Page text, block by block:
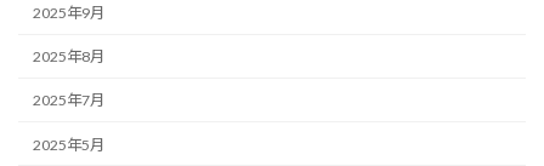
2025年9月
2025年8月
2025年7月
2025年5月